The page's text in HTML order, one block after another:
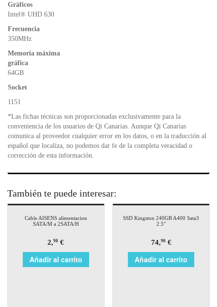
Gráficos
Intel® UHD 630
Frecuencia
350MHz
Memoria máxima
gráfica
64GB
Socket
1151
*Las fichas técnicas son proporcionadas exclusivamente para la
conveniencia de los usuarios de Qi Canarias. Aunque Qi Canarias
comunica al proveedor cualquier error en los datos, o en la traducción al
español que localiza, no podemos dar fe de la completa veracidad o
corrección de esta información.
También te puede interesar:
Cable AISENS alimentacion
SATA/M a 2SATA/H
2,90 €
Añadir al carrito
SSD Kingston 240GB A400 Sata3
2.5″
74,90€
Añadir al carrito